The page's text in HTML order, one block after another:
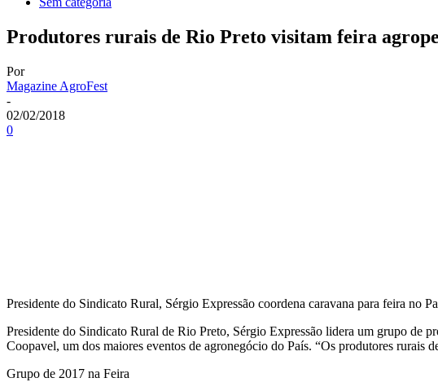
Produtores rurais de Rio Preto visitam feira
Por
Magazine AgroFest
-
02/02/2018
0
Presidente do Sindicato Rural, Sérgio Expressão coordena caravana para feira no
Presidente do Sindicato Rural de Rio Preto, Sérgio Expressão lidera um grupo de
Coopavel, um dos maiores eventos de agronegócio do País. “Os produtores rurais
Grupo de 2017 na Feira